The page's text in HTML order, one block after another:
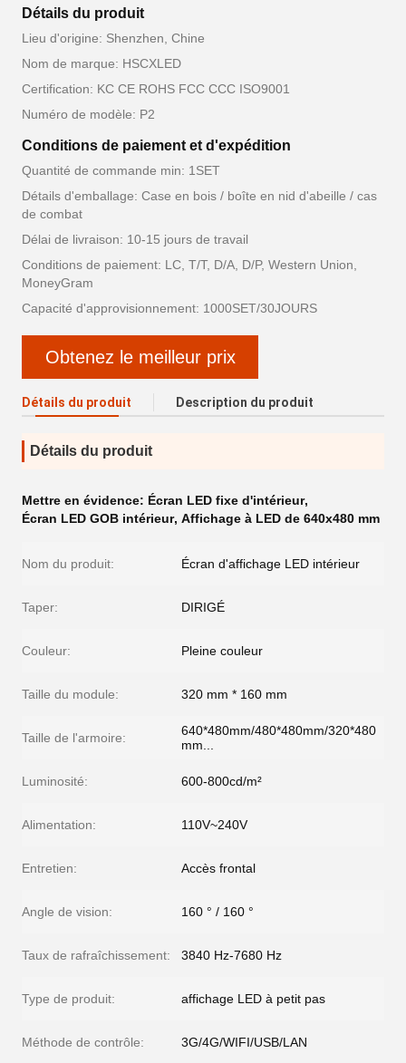
Détails du produit
Lieu d'origine: Shenzhen, Chine
Nom de marque: HSCXLED
Certification: KC CE ROHS FCC CCC ISO9001
Numéro de modèle: P2
Conditions de paiement et d'expédition
Quantité de commande min: 1SET
Détails d'emballage: Case en bois / boîte en nid d'abeille / cas
de combat
Délai de livraison: 10-15 jours de travail
Conditions de paiement: LC, T/T, D/A, D/P, Western Union,
MoneyGram
Capacité d'approvisionnement: 1000SET/30JOURS
Obtenez le meilleur prix
Détails du produit Description du produit
Détails du produit
Mettre en évidence: Écran LED fixe d'intérieur,
Écran LED GOB intérieur, Affichage à LED de 640x480 mm
Nom du produit: Écran d'affichage LED intérieur
Taper: DIRIGÉ
Couleur: Pleine couleur
Taille du module: 320 mm * 160 mm
Taille de l'armoire:
640*480mm/480*480mm/320*480
mm...
Luminosité: 600-800cd/m²
Alimentation: 110V~240V
Entretien: Accès frontal
Angle de vision: 160 ° / 160 °
Taux de rafraîchissement: 3840 Hz-7680 Hz
Type de produit: affichage LED à petit pas
Méthode de contrôle: 3G/4G/WIFI/USB/LAN